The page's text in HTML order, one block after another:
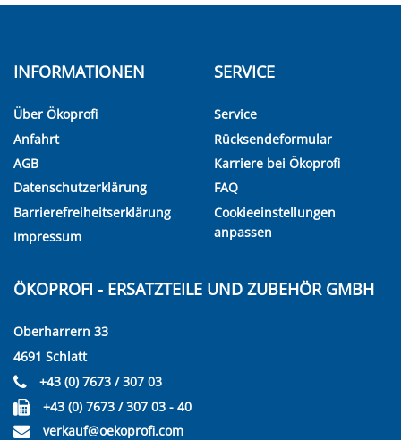
INFORMATIONEN
Über Ökoprofi
Anfahrt
AGB
Datenschutzerklärung
Barrierefreiheitserklärung
Impressum
SERVICE
Service
Rücksendeformular
Karriere bei Ökoprofi
FAQ
Cookieeinstellungen
anpassen
ÖKOPROFI - ERSATZTEILE UND ZUBEHÖR GMBH
Oberharrern 33
4691 Schlatt
+43 (0) 7673 / 307 03
+43 (0) 7673 / 307 03 - 40
verkauf@oekoprofi.com